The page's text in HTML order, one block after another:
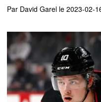
Par David Garel le 2023-02-